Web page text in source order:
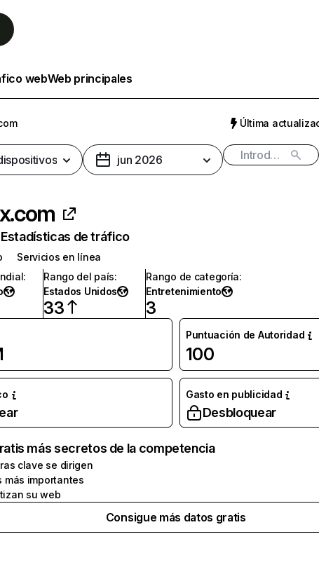
webWeb principales
Última
jun 2026
de tráfico
Servicios en línea
:
Rango del país:
Estados Unidos
33
Rango de categoría:
Entretenimiento
3
Puntuación de Autoridad
100
Gasto en publicidad
Desbloquear
más secretos de la competencia
clave se dirigen
más importantes
su web
Consigue más datos gratis